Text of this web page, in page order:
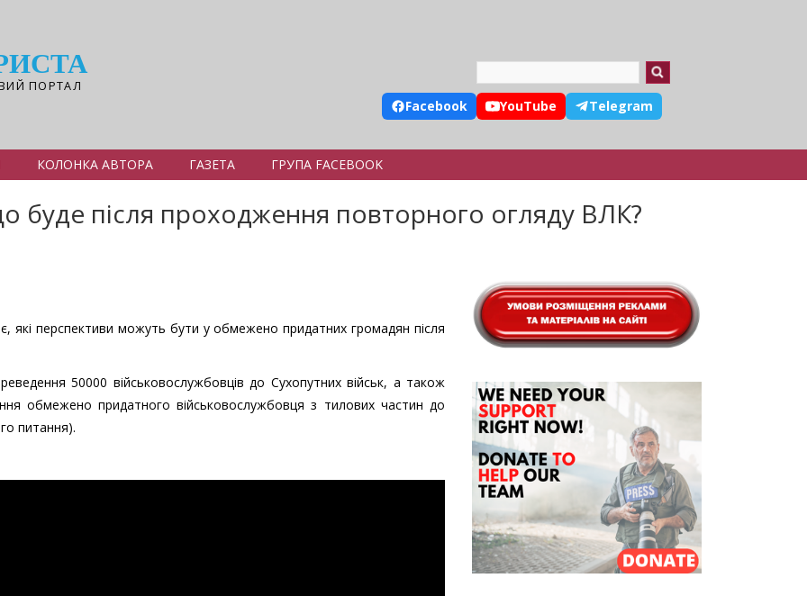
ПОРТАЛ
Facebook YouTube Telegram
КОЛОНКА АВТОРА ГАЗЕТА ГРУПА FACEBOOK
буде після проходження повторного огляду ВЛК?
які перспективи можуть бути у обмежено придатних громадян після
50000 військовослужбовців до Сухопутних військ, а також
обмежено придатного військовослужбовця з тилових частин до
питання).